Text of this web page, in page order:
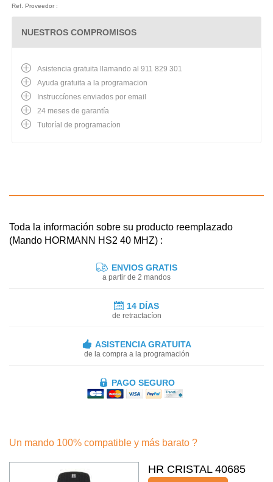
Ref. Proveedor :
NUESTROS COMPROMISOS
Asistencia gratuita llamando al 911 829 301
Ayuda gratuita a la programacion
Instruccíones enviados por email
24 meses de garantía
Tutoríal de programacíon
Toda la información sobre su producto reemplazado
(Mando HORMANN HS2 40 MHZ) :
ENVIOS GRATIS
a partir de 2 mandos
14 DÍAS
de retractacíon
ASISTENCIA GRATUITA
de la compra a la programación
PAGO SEGURO
Un mando 100% compatible y más barato ?
HR CRISTAL 40685